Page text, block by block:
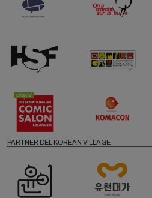
PARTNER DEL KOREAN VILLAGE